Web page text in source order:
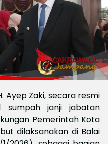
Ayep Zaki, secara resmi
sumpah janji jabatan
Pemerintah Kota
dilaksanakan di Balai